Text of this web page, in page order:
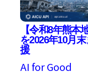
【令和8年熊本
を2026年10月
援
AI for Good